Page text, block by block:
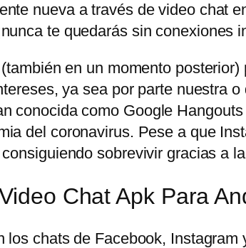
nueva a través de video chat
te quedarás sin conexiones
en un momento
ya sea por parte nuestra
conocida como Google
del coronavirus. Pese a que
sobrevivir gracias a
Chat Apk Para
los chats de Facebook,